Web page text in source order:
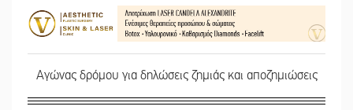
Αγώνας δρόμου για δηλώσεις ζημιάς και αποζημιώσεις